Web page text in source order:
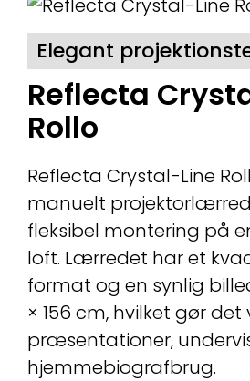
Elegant
Reflecta
Rollo
Reflecta Crystal-Line
manuelt
fleksibel montering på
loft. Lærredet har et
format og en synlig
× 156 cm, hvilket gør
præsentationer,
hjemmebiografbrug.